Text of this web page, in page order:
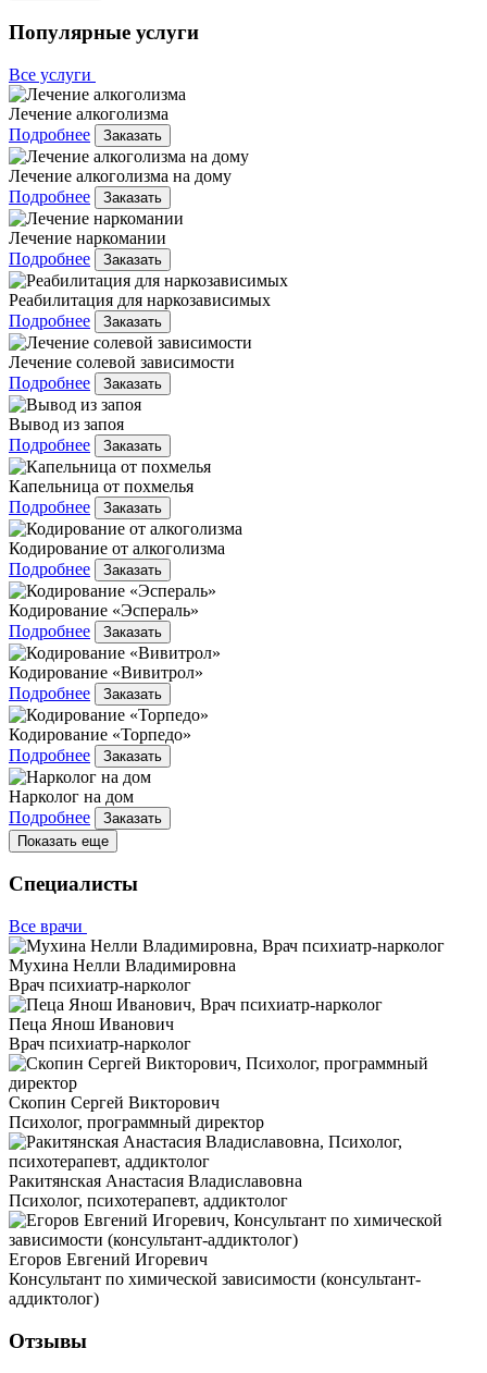
Популярные услуги
Все услуги
Лечение алкоголизма
Подробнее
Заказать
Лечение алкоголизма на дому
Подробнее
Заказать
Лечение наркомании
Подробнее
Заказать
Реабилитация для наркозависимых
Подробнее
Заказать
Лечение солевой зависимости
Подробнее
Заказать
Вывод из запоя
Подробнее
Заказать
Капельница от похмелья
Подробнее
Заказать
Кодирование от алкоголизма
Подробнее
Заказать
Кодирование «Эспераль»
Подробнее
Заказать
Кодирование «Вивитрол»
Подробнее
Заказать
Кодирование «Торпедо»
Подробнее
Заказать
Нарколог на дом
Подробнее
Заказать
Показать еще
Специалисты
Все врачи
Мухина Нелли Владимировна
Врач психиатр-нарколог
Пеца Янош Иванович
Врач психиатр-нарколог
Скопин Сергей Викторович
Психолог, программный директор
Ракитянская Анастасия Владиславовна
Психолог, психотерапевт, аддиктолог
Егоров Евгений Игоревич
Консультант по химической зависимости (консультант-
аддиктолог)
Отзывы